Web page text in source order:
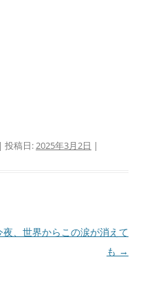
| 投稿日:2025年3月2日 |
夜、世界からこの涙が消えて
も →